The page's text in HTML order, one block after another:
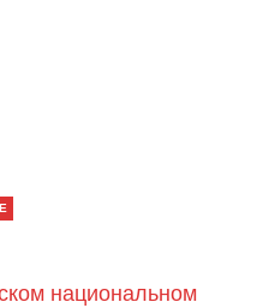
национальном